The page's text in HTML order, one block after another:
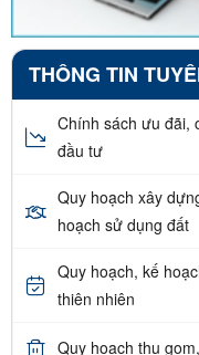
THÔNG TIN
Chính sách ưu đãi,
đầu tư
Quy hoạch xây
hoạch sử dụng đất
Quy hoạch, kế
thiên nhiên
Quy hoạch thu